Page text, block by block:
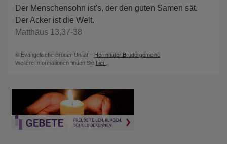
Der Menschensohn ist's, der den guten Samen sät.
Der Acker ist die Welt.
Matthäus 13,37-38
© Evangelische Brüder-Unität – Herrnhuter Brüdergemeine
Weitere Informationen finden Sie hier